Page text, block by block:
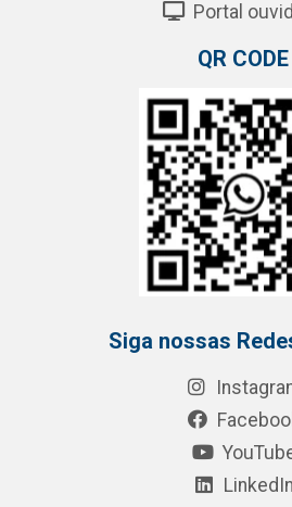
Portal
QR CODE
Siga nossas
LinkedIn